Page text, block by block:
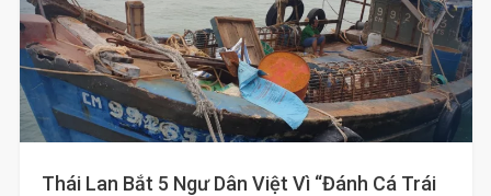
Thái Lan Bắt 5 Ngư Dân Việt Vì “đánh Cá Trái